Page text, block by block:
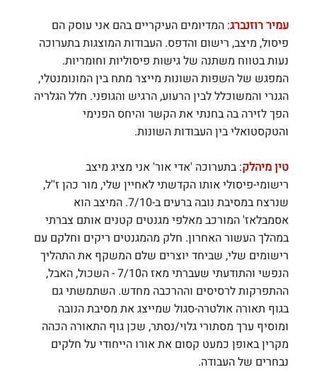
עמיר רוזנברג: המדיומים העיקריים בהם אני עוסק הם
פיסול, מיצב, רישום והדפס. העבודות המוצגות בתערוכה
נעות בטווח משתנה של גישות פיסוליות וחומריות.
המפגש של השפות השונות מייצר מתח בין המונומנטלי,
הגנרי והמשוכלל לבין הרעוע, הרגיש והגופני. חלל הגלריה
הפך לזירה בה בחנתי את הקשר והיחס הפנימי
והטקסטואלי בין העבודות השונות.
טין מיהלק: בתערוכה 'אדי אור' אני מציג מיצב
רישומי-פיסולי אותו הקדשתי לאחיין שלי, מור כהן ז''ל,
שנרצח במסיבת נובה ברעים ב-7/10. המיצב הוא
אסמבלאז' המורכב מאלפי מגנטים קטנים אותם צברתי
במהלך העשור האחרון. חלק מהמגנטים ריקים וחלקם עם
רישומים שלי, שביחד יוצרים שלם המשקף את התהליך
הנפשי והתודעתי שעברתי מאז ה7/10 - השכול, האבל,
ההתפרקות לרסיסים וההרכבה מחדש. השתמשתי גם
בגוף תאורה אולטרה-סגול שמייצג את מסיבת הנובה
ומוסיף ערך מסתורי גלוי/נסתר, שכן גוף התאורה הכהה
מקרין באופן כמעט קסום את אורו הייחודי על חלקים
נבחרים של העבודה.